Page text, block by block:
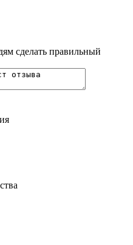
сделать правильный